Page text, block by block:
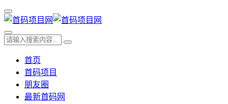
首页
首码项目
朋友圈
最新首码网